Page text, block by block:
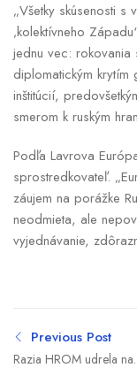
„Všetky skúsenosti s
‚kolektívneho
jednu vec: rokovania
diplomatickým
inštitúcií,
smerom k ruským
Podľa Lavrova
sprostredkovateľ.
záujem na porážke
neodmieta, ale
vyjednávanie,
Previous Post
Razia HROM udrela na